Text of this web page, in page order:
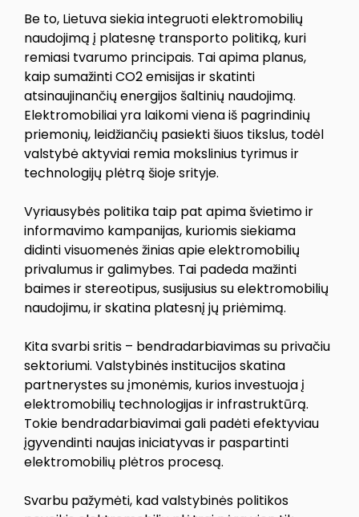
Be to, Lietuva siekia integruoti elektromobilių
naudojimą į platesnę transporto politiką, kuri
remiasi tvarumo principais. Tai apima planus,
kaip sumažinti CO2 emisijas ir skatinti
atsinaujinančių energijos šaltinių naudojimą.
Elektromobiliai yra laikomi viena iš pagrindinių
priemonių, leidžiančių pasiekti šiuos tikslus, todėl
valstybė aktyviai remia mokslinius tyrimus ir
technologijų plėtrą šioje srityje.
Vyriausybės politika taip pat apima švietimo ir
informavimo kampanijas, kuriomis siekiama
didinti visuomenės žinias apie elektromobilių
privalumus ir galimybes. Tai padeda mažinti
baimes ir stereotipus, susijusius su elektromobilių
naudojimu, ir skatina platesnį jų priėmimą.
Kita svarbi sritis – bendradarbiavimas su privačiu
sektoriumi. Valstybinės institucijos skatina
partnerystes su įmonėmis, kurios investuoja į
elektromobilių technologijas ir infrastruktūrą.
Tokie bendradarbiavimai gali padėti efektyviau
įgyvendinti naujas iniciatyvas ir paspartinti
elektromobilių plėtros procesą.
Svarbu pažymėti, kad valstybinės politikos